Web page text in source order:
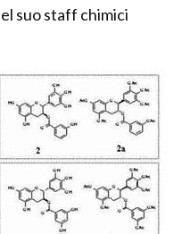
suo staff chimici